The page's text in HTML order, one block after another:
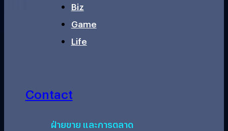
Biz
Game
Life
Contact
ฝ่ายขาย และการตลาด